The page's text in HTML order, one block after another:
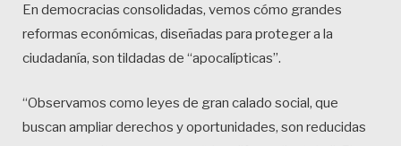
En democracias consolidadas, vemos cómo grandes
reformas económicas, diseñadas para proteger a la
ciudadanía, son tildadas de “apocalípticas”.
“Observamos como leyes de gran calado social, que
buscan ampliar derechos y oportunidades, son reducidas